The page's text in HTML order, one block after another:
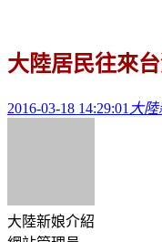
大陸居民往來
2016-03-18 14:29:01 大
大陸新娘介紹